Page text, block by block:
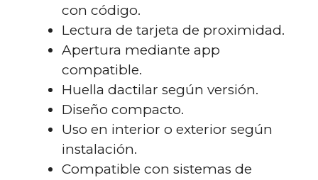
con código.
Lectura de tarjeta de proximidad.
Apertura mediante app
compatible.
Huella dactilar según versión.
Diseño compacto.
Uso en interior o exterior según
instalación.
Compatible con sistemas de